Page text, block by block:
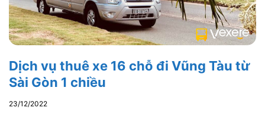
Dịch vụ thuê xe 16 chỗ đi Vũng Tàu từ
Sài Gòn 1 chiều
23/12/2022